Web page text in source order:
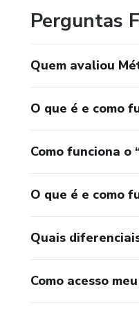
Perguntas
Quem avaliou
O que é e como
Como funciona o
O que é e como
Quais
Como acesso